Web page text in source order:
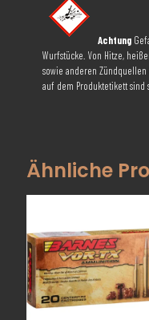
Achtung
Wurfstücke. Von Hitze,
sowie anderen
auf dem Produktetikett sind
Ähnliche